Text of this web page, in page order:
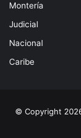
Montería
Judicial
Nacional
Caribe
© Copyright